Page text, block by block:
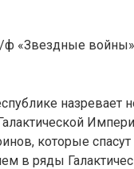
«Звездные
которые
в ряды